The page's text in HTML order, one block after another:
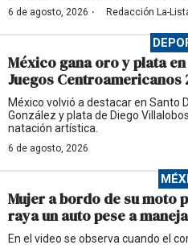
6 de agosto, 2026 · Redacción La-
México gana oro y plata
Juegos Centroamericanos
México volvió a destacar en Santo
González y plata de Diego
natación artística.
6 de agosto, 2026
Mujer a bordo de su moto
raya un auto pese a
En el video se observa cuando el